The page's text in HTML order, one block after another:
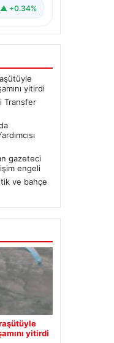
▲ +0.34%
yitirdi
Transfer
gazeteci
engeli
ve bahçe
yitirdi